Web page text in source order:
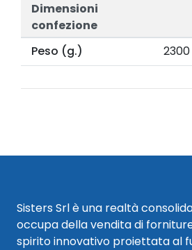
Dimensioni
confezione
Peso (g.)
2300
Sisters Srl è una realtà
occupa della vendita di
spirito innovativo proiettata al